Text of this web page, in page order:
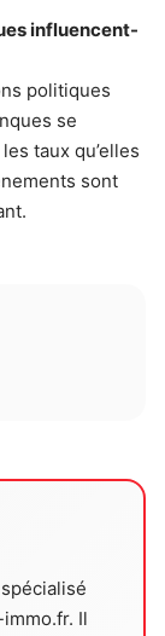
influencent-
politiques
se
taux qu’elles
sont
Il